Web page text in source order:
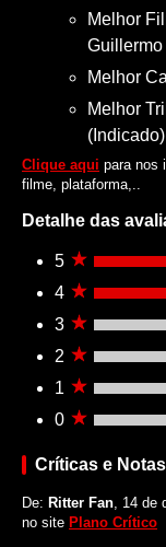
Melhor
Guillermo
Melhor
Melhor
(Indicado)
Clique aqui para nos
filme, plataforma,..
Detalhe das
5
4
3
2
1
0
Críticas e Notas
De: Ritter Fan , 14
no site Plano Crítico